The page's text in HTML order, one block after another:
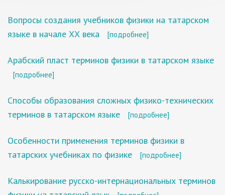
Вопросы создания учебников физики на татарском
языке в начале ХХ века
[подробнее]
Арабский пласт терминов физики в татарском языке
[подробнее]
Способы образования сложных физико-технических
терминов в татарском языке
[подробнее]
Особенности применения терминов физики в
татарских учебниках по физике
[подробнее]
Калькирование русско-интернациональных терминов